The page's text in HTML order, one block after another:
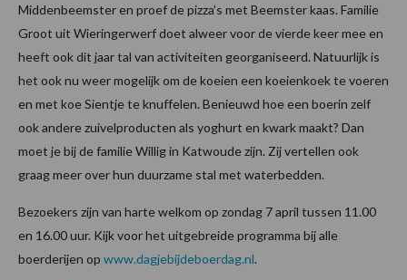
Middenbeemster en proef de pizza’s met Beemster kaas. Familie
Groot uit Wieringerwerf doet alweer voor de vierde keer mee en
heeft ook dit jaar tal van activiteiten georganiseerd. Natuurlijk is
het ook nu weer mogelijk om de koeien een koeienkoek te voeren
en met koe Sientje te knuffelen. Benieuwd hoe een boerin zelf
ook andere zuivelproducten als yoghurt en kwark maakt? Dan
moet je bij de familie Willig in Katwoude zijn. Zij vertellen ook
graag meer over hun duurzame stal met waterbedden.
Bezoekers zijn van harte welkom op zondag 7 april tussen 11.00
en 16.00 uur. Kijk voor het uitgebreide programma bij alle
boerderijen op www.dagjebijdeboerdag.nl.